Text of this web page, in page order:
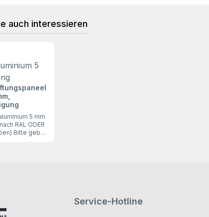
auch interessieren
5 mm
RAL ODER
Bitte geben
geben Sie
gewünschte
mit an.
Service-Hotline